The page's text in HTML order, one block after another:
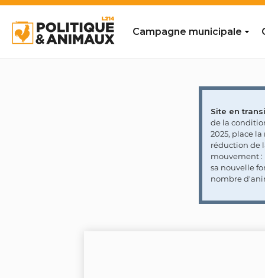
Campagne municipale
Site en
de la
2025, place
réduction de
mouvement :
sa nouvelle
nombre